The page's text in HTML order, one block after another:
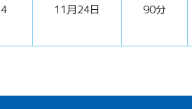
4 11月24日 90分